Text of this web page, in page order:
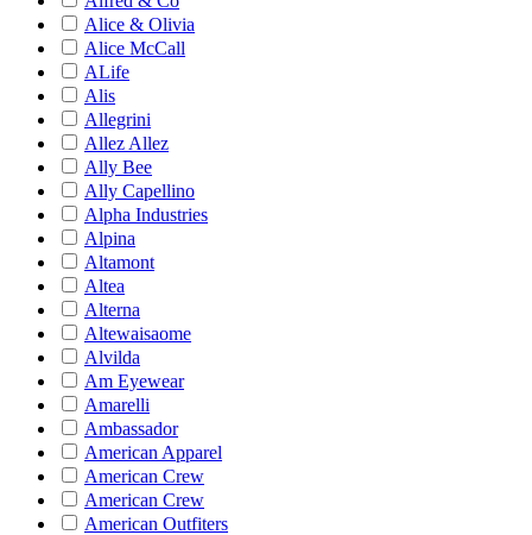
Alice & Olivia
Alice McCall
ALife
Alis
Allegrini
Allez Allez
Ally Bee
Ally Capellino
Alpha Industries
Alpina
Altamont
Altea
Alterna
Altewaisaome
Alvilda
Am Eyewear
Amarelli
Ambassador
American Apparel
American Crew
American Crew
American Outfiters